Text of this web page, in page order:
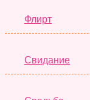
Флирт
Свидание